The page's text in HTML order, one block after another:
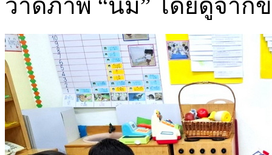
วาดภาพ “นม” โดยดูจาก